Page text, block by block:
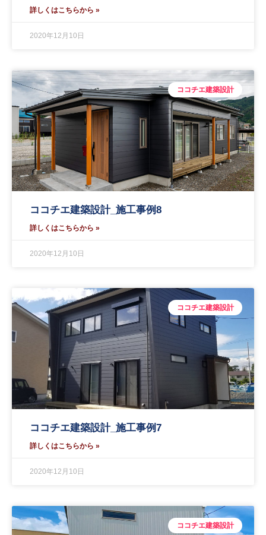
詳しくはこちらから »
2020年12月10日
ココチエ建築設計
ココチエ建築設計_施工事例8
詳しくはこちらから »
2020年12月10日
ココチエ建築設計
ココチエ建築設計_施工事例7
詳しくはこちらから »
2020年12月10日
ココチエ建築設計